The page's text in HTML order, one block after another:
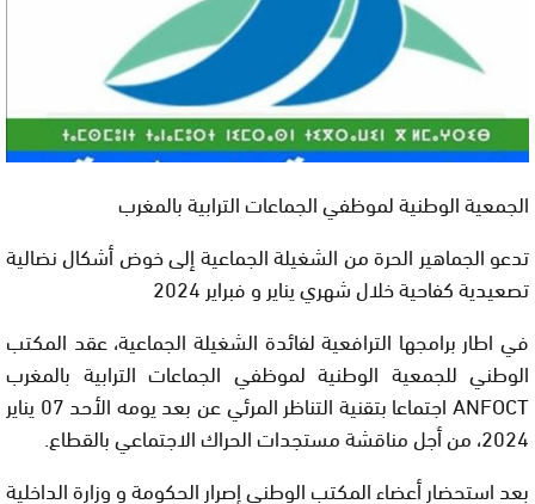
الجمعية الوطنية لموظفي الجماعات الترابية بالمغرب
تدعو الجماهير الحرة من الشغيلة الجماعية إلى خوض أشكال نضالية
تصعيدية كفاحية خلال شهري يناير و فبراير 2024
في اطار برامجها الترافعية لفائدة الشغيلة الجماعية، عقد المكتب
الوطني للجمعية الوطنية لموظفي الجماعات الترابية بالمغرب
ANFOCT اجتماعا بتقنية التناظر المرئي عن بعد يومه الأحد 07 يناير
2024، من أجل مناقشة مستجدات الحراك الاجتماعي بالقطاع.
بعد استحضار أعضاء المكتب الوطني إصرار الحكومة و وزارة الداخلية